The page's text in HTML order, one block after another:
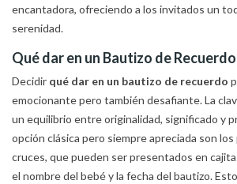
encantadora, ofreciendo a los invitados un
serenidad.
Qué dar en un Bautizo de Recuerdo
Decidir qué dar en un bautizo de recuerdo
emocionante pero también desafiante. La
un equilibrio entre originalidad, significado y
opción clásica pero siempre apreciada son
cruces, que pueden ser presentados en
el nombre del bebé y la fecha del bautizo.